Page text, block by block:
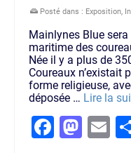
Posté dans : Exposition,
Mainlynes Blue
maritime des
Née il y a plus de
Coureaux n’existait
forme religieuse,
déposée … Lire la